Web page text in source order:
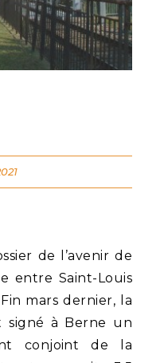
de l’avenir de
entre Saint-Louis
mars dernier, la
signé à Berne un
conjoint de la